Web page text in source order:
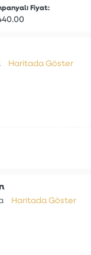
Fiyat:
Haritada Göster
Haritada Göster